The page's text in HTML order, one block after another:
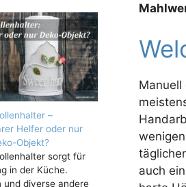
Manuell
auch
–
Helfer oder nur
Objekt?
sorgt für
in der Küche.
und diverse andere